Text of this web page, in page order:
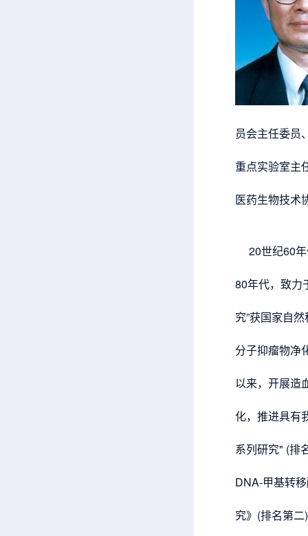
员会主任委员
重点实验室主
医药生物技术
20世纪60年
80年代，致力
究”获国家自
分子抑瘤物净
以来，开展造
化，推进具有
系列研究" (排
DNA-甲基转
究》(排名第